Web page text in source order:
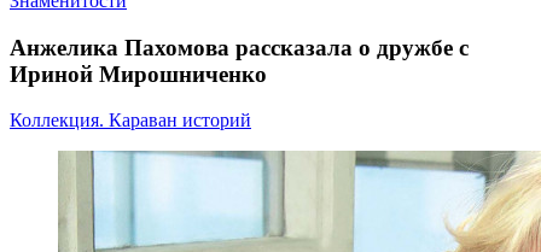
Анжелика Пахомова рассказала о дружбе с
Ириной Мирошниченко
Коллекция. Караван историй